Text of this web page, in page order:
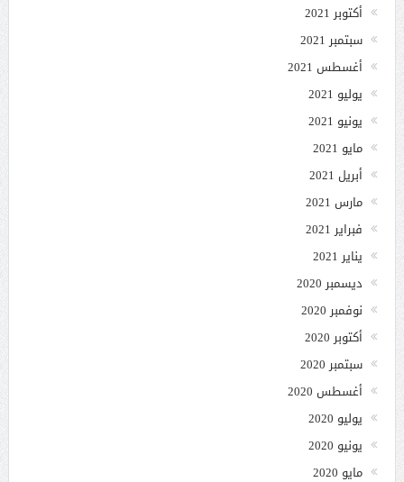
أكتوبر 2021
سبتمبر 2021
أغسطس 2021
يوليو 2021
يونيو 2021
مايو 2021
أبريل 2021
مارس 2021
فبراير 2021
يناير 2021
ديسمبر 2020
نوفمبر 2020
أكتوبر 2020
سبتمبر 2020
أغسطس 2020
يوليو 2020
يونيو 2020
مايو 2020